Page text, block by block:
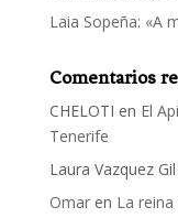
Laia Sopeña: «A
Comentarios
CHELOTI en El
Tenerife
Laura Vazquez Gil
Omaren La